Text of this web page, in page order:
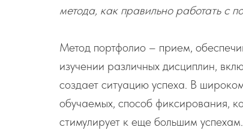
метода, как правильно работать с
Метод портфолио – прием,
изучении различных дисциплин,
создает ситуацию успеха. В
обучаемых, способ фиксирования,
стимулирует к еще большим успехам.